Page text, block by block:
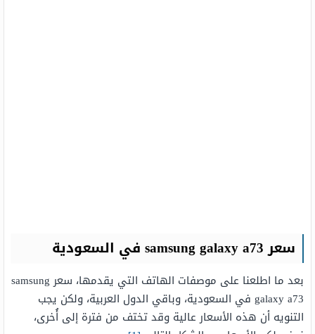
سعر samsung galaxy a73 في السعودية
بعد ما اطلعنا على موصفات الهاتف التي يقدمها، سعر samsung
galaxy a73 في السعودية، وباقي الدول العربية، ولكن يجب
التنويه أن هذه الأسعار عالية وقد تختف من فترة إلى أُخرى،